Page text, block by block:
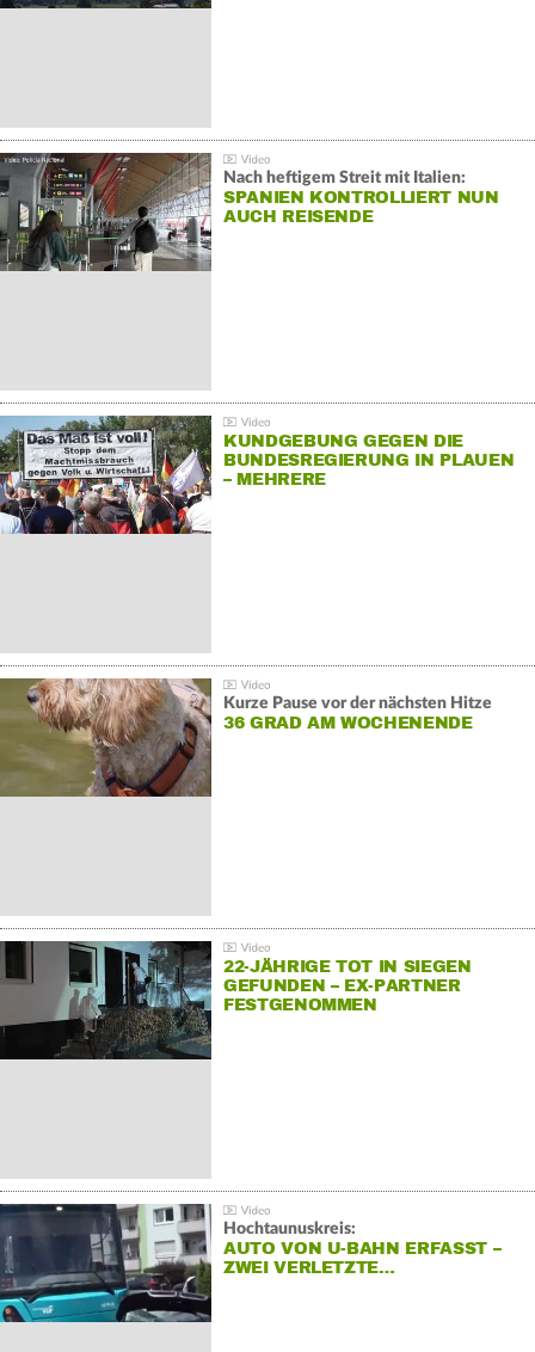
Nach heftigem Streit mit Italien:
SPANIEN KONTROLLIERT NUN
AUCH REISENDE
KUNDGEBUNG GEGEN DIE
BUNDESREGIERUNG IN PLAUEN
– MEHRERE
Kurze Pause vor der nächsten Hitze
36 GRAD AM WOCHENENDE
22-JÄHRIGE TOT IN SIEGEN
GEFUNDEN – EX-PARTNER
FESTGENOMMEN
Hochtaunuskreis:
AUTO VON U-BAHN ERFASST –
ZWEI VERLETZTE…